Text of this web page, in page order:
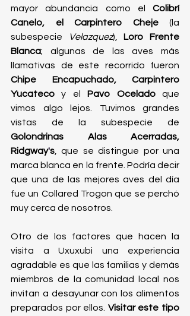
mayor abundancia como el Colibrí
Canelo, el Carpintero Cheje (la
subespecie
Velazquez), Loro Frente
Blanca; algunas de las aves más
Chipe Encapuchado, Carpintero
Yucateco y el Pavo Ocelado que
vimos algo lejos. Tuvimos grandes
Golondrinas Alas Acerradas,
Ridgway's , que se distingue por una
marca blanca en la frente. Podría decir
que una de las mejores aves del día
fue un Collared Trogon que se perchó
muy cerca de nosotros.
Otro de los factores que hacen la
visita a Uxuxubi una experiencia
agradable es que las familias y demás
miembros de la comunidad local nos
invitan a desayunar con los alimentos
preparados por ellos. Visitar este tipo